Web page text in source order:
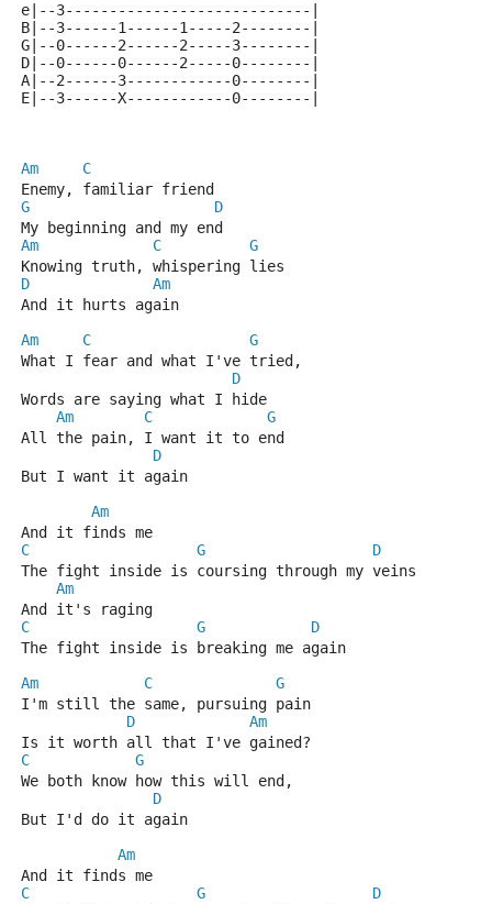
e|--3----------------------------|
B|--3------1------1-----2--------|
G|--0------2------2-----3--------|
D|--0------0------2-----0--------|
A|--2------3------------0--------|
E|--3------X------------0--------|
Am
C
Enemy, familiar friend
G
D
My beginning and my end
Am
C
G
Knowing truth, whispering lies
D
Am
And it hurts again
Am
C
G
What I fear and what I've
D
Words are saying what I hide
Am
C
G
All the pain, I want it to end
D
But I want it again
Am
And it finds me
C
G
D
The fight inside is coursing through my veins
Am
And it's raging
C
G
D
The fight inside is breaking me again
Am
C
G
I'm still the same, pursuing pain
D
Am
Is it worth all that I've gained?
C
G
We both know how this will end,
D
But I'd do it again
Am
And it finds me
C
G
D